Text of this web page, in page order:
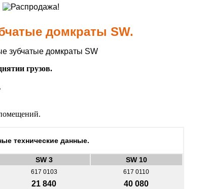
домкраты SW.
грузов.
технические данные.
SW 3 SW 10
617 0103
617 0110
21 840 40 080